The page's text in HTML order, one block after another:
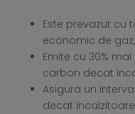
Este prevazut cu
economic de
Emite cu 30%
carbon decat
Asigura un
decat